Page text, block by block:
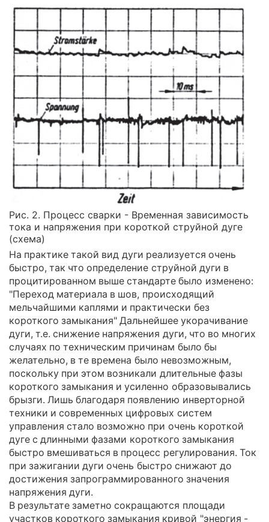
Рис. 2. Процесс сварки - Временная зависимость
тока и напряжения при короткой cтруйной дуге
(схема)
На практике такой вид дуги реализуется очень
быстро, так что определение cтруйной дуги в
процитированном выше стандарте было изменено:
"Переход материала в шов, происходящий
мельчайшими каплями и практически без
короткого замыкания" Дальнейшее укорачивание
дуги, т.e. снижение напряжения дуги, что во многих
случаях по техническим причинам было бы
желательно, в те времена было невозможным,
поскольку при этом возникали длительные фазы
короткого замыкания и усиленно образовывались
брызги. Лишь благодаря появлению инверторной
техники и современных цифровых систем
управления стало возможно при очень короткой
дуге с длинными фазами короткого замыкания
быстро вмешиваться в процесс регулирования. Ток
при зажигании дуги очень быстро снижают до
достижения запрограммированного значения
напряжения дуги.
В результате заметно сокращаются площади
участков короткого замыкания кривой "энергия -